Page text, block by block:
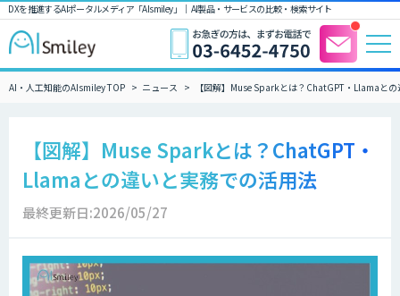
DXを推進するAIポータルメディア「AIsmiley」｜ AI製品・サービスの比較・検索サイト
AI・人工知能のAIsmiley TOP ニュース 【図解】Muse Sparkとは？ChatGPT・Llamaと
【図解】Muse Sparkとは？ChatGPT・
Llamaとの違いと実務での活用法
最終更新日:2026/05/27